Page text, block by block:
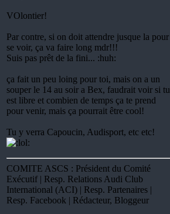
VOlontier!
Par contre, si on doit attendre jusque la pour
se voir, ça va faire long mdr!!!
Suis pas prêt de la fini... :huh:
ça fait un peu loing pour toi, mais on a un
souper le 14 au soir a Bex, faudrait voir si tu
est libre et combien de temps ça te prend
pour venir, mais ça pourrait être cool!
Tu y verra Capoucin, Audisport, etc etc!
COMITE ASCS : Président du Comité
Exécutif | Resp. Relations Audi Club
International (ACI) | Resp. Partenaires |
Resp. Facebook | Rédacteur, Bloggeur